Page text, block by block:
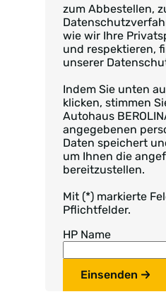
zum Abbestellen,
wie wir Ihre
und respektieren,
unserer
Indem Sie unten
klicken, stimmen
Autohaus
angegebenen
Daten speichert
um Ihnen die
bereitzustellen.
Mit (*) markierte
Pflichtfelder.
HP Name
Einsenden